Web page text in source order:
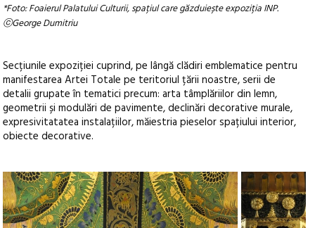
*Foto: Foaierul Palatului Culturii, spațiul care găzduiește expoziția INP.
ⓒGeorge Dumitriu
Secțiunile expoziției cuprind, pe lângă clădiri emblematice pentru
manifestarea Artei Totale pe teritoriul țării noastre, serii de
detalii grupate în tematici precum: arta tâmplăriilor din lemn,
geometrii și modulări de pavimente, declinări decorative murale,
expresivitatatea instalațiilor, măiestria pieselor spațiului interior,
obiecte decorative.